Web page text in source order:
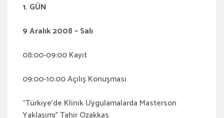
1. GÜN
9 Aralık 2008 – Salı
08:00-09:00 Kayıt
09:00-10:00 Açılış Konuşması
“Türkiye’de Klinik Uygulamalarda Masterson
Yaklaşımı” Tahir Ozakkas